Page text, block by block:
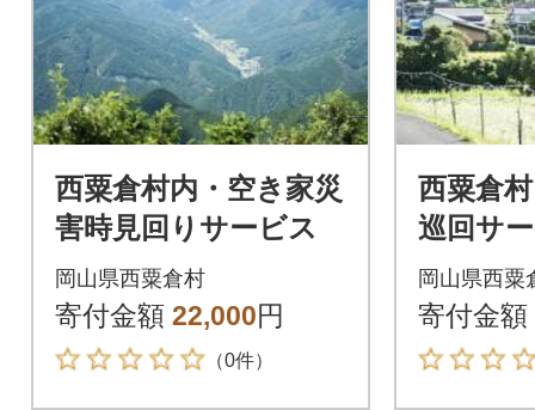
西粟倉村内・空き家災
害時見回りサービス
岡山県西粟倉村
寄付金額 22,000円
（0件）
西粟倉
巡回サ
岡山県西粟
寄付金額